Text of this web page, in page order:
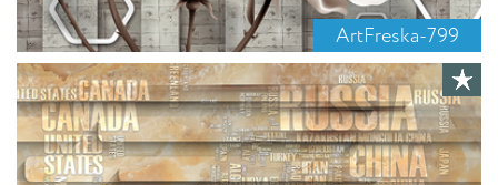
ArtFreska-799